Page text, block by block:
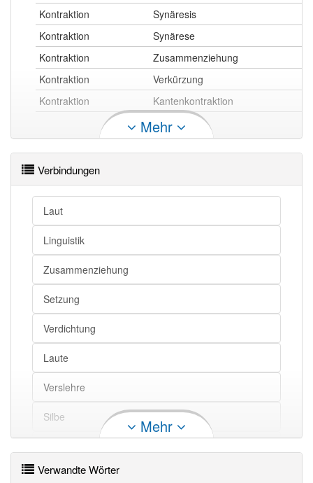
Kontraktion
Synäresis
Kontraktion
Synärese
Kontraktion
Zusammenziehung
Kontraktion
Verkürzung
Kontraktion
Kantenkontraktion
Mehr
Verbindungen
Laut
Linguistik
Zusammenziehung
Setzung
Verdichtung
Laute
Verslehre
Silbe
Bebauung
Mehr
Verwandte Wörter